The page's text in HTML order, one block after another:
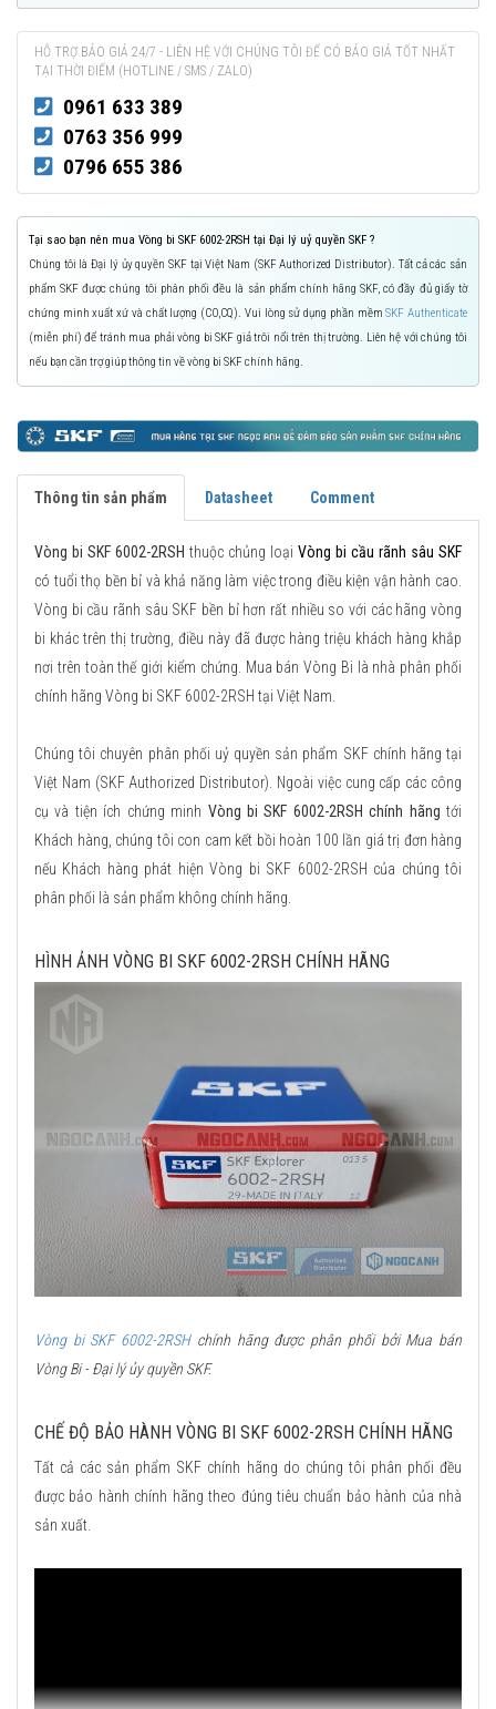
HỖ TRỢ BÁO GIÁ 24/7 - LIÊN HỆ VỚI CHÚNG TÔI ĐỂ CÓ BÁO GIÁ TỐT NHẤT
TẠI THỜI ĐIỂM (HOTLINE / SMS / ZALO)
0961 633 389
0763 356 999
0796 655 386
Tại sao bạn nên mua Vòng bi SKF 6002-2RSH tại Đại lý uỷ quyền SKF ?
Chúng tôi là Đại lý ủy quyền SKF tại Việt Nam (SKF Authorized Distributor). Tất cả các sản
phẩm SKF được chúng tôi phân phối đều là sản phẩm chính hãng SKF, có đầy đủ giấy tờ
chứng minh xuất xứ và chất lượng (CO,CQ). Vui lòng sử dụng phần mềmSKF Authenticate
(miễn phí) để tránh mua phải vòng bi SKF giả trôi nổi trên thị trường. Liên hệ với chúng tôi
nếu bạn cần trợ giúp thông tin về vòng bi SKF chính hãng.
Thông tin sản phẩm Datasheet Comment
Vòng bi SKF 6002-2RSH thuộc chủng loại Vòng bi cầu rãnh sâu SKF
có tuổi thọ bền bỉ và khả năng làm việc trong điều kiện vận hành cao.
Vòng bi cầu rãnh sâu SKF bền bỉ hơn rất nhiều so với các hãng vòng
bi khác trên thị trường, điều này đã được hàng triệu khách hàng khắp
nơi trên toàn thế giới kiểm chứng. Mua bán Vòng Bi là nhà phân phối
chính hãng Vòng bi SKF 6002-2RSH tại Việt Nam.
Chúng tôi chuyên phân phối uỷ quyền sản phẩm SKF chính hãng tại
Việt Nam (SKF Authorized Distributor). Ngoài việc cung cấp các công
cụ và tiện ích chứng minh Vòng bi SKF 6002-2RSH chính hãng tới
Khách hàng, chúng tôi con cam kết bồi hoàn 100 lần giá trị đơn hàng
nếu Khách hàng phát hiện Vòng bi SKF 6002-2RSH của chúng tôi
phân phối là sản phẩm không chính hãng.
HÌNH ẢNH VÒNG BI SKF 6002-2RSH CHÍNH HÃNG
Vòng bi SKF 6002-2RSHchính hãng được phân phối bởi Mua bán
Vòng Bi - Đại lý ủy quyền SKF.
CHẾ ĐỘ BẢO HÀNH VÒNG BI SKF 6002-2RSH CHÍNH HÃNG
Tất cả các sản phẩm SKF chính hãng do chúng tôi phân phối đều
được bảo hành chính hãng theo đúng tiêu chuẩn bảo hành của nhà
sản xuất.